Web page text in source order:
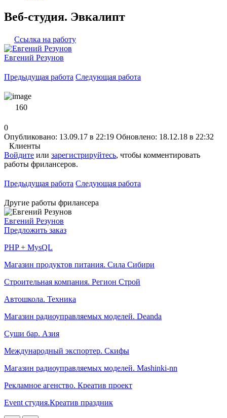
Веб-студия. Эвкалипт
Ссылка на работу
Евгений Резунов
Предыдущая работа Следующая работа
160
0
Опубликовано: 13.09.17 в 22:19 Обновлено: 18.12.18 в 22:32
Клиенты
Войдите или зарегистрируйтесь, чтобы комментировать
работы фрилансеров.
Предыдущая работа Следующая работа
Другие работы фрилансера
Евгений Резунов
Предложить заказ
PHP + MysQL
Магазин продуктов питания. Сила Сибири
Строительная компания. Регион Строй
Автошкола. Техника
Магазин радиоуправляемых моделей. Deanda
Суши бар. Азия
Международный экспортер. Скифы
Магазин радиоуправляемых моделей. Mashinki-nn
Рекламное агенство. Креатив проект
Event студия.Креатив праздник